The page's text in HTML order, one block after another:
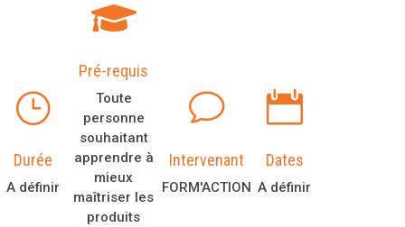
}
Durée
A définir

Pré-requis
Toute
personne
souhaitant
apprendre à
mieux
maîtriser les
produits
v
Intervenant
FORM'ACTION

Dates
A définir